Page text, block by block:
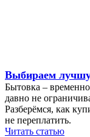
Выбираем
Бытовка –
давно не
Разберёмся, как
не переплатить.
Читать статью